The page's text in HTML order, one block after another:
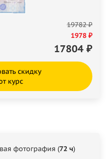
19782 ₽
1978 ₽
17804 ₽
скидку
курс
фотография (72 ч)